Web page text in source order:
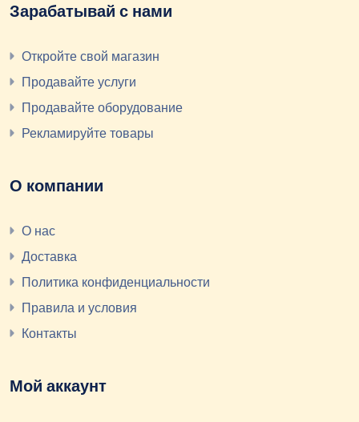
Зарабатывай с нами
Откройте свой магазин
Продавайте услуги
Продавайте оборудование
Рекламируйте товары
О компании
О нас
Доставка
Политика конфиденциальности
Правила и условия
Контакты
Мой аккаунт